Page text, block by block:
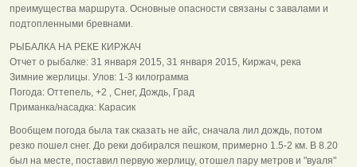
преимущества маршрута. Основные опасности связаны с завалами и
подтопленными бревнами.
РЫБАЛКА НА РЕКЕ КИРЖАЧ
Отчет о рыбалке: 31 января 2015, 31 января 2015, Киржач, река
Зимние жерлицы. Улов: 1-3 килограмма
Погода: Оттепель, +2 , Снег, Дождь, Град
Приманка/насадка: Карасик
Вообщем погода была так сказать не айс, сначала лил дождь, потом
резко пошел снег. До реки добирался пешком, примерно 1.5-2 км. В 8.20
был на месте, поставил первую жерлицу, отошел пару метров и "вуаля"